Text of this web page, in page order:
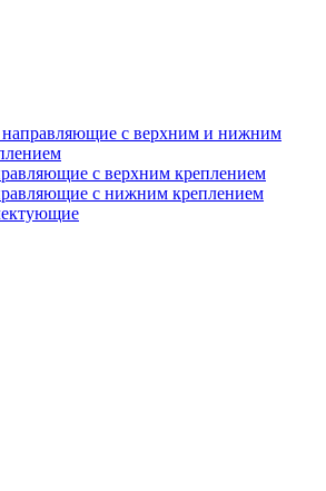
направляющие с верхним и нижним
с верхним креплением
с нижним креплением